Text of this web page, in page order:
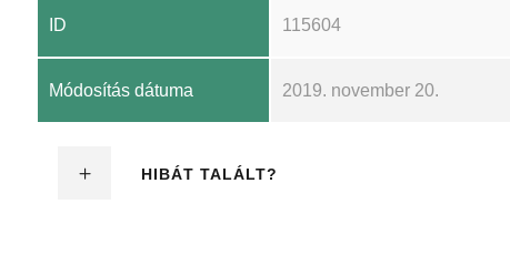
ID 115604
Módosítás dátuma 2019. november 20.
HIBÁT TALÁLT?